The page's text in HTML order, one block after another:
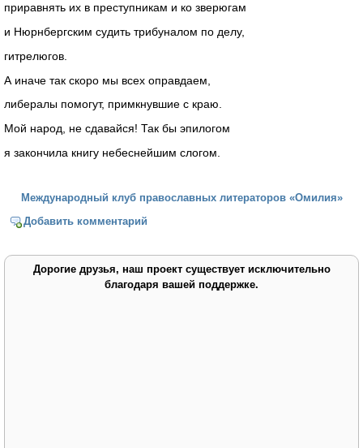
приравнять их в преступникам и ко зверюгам
и Нюрнбергским судить трибуналом по делу,
гитрелюгов.
А иначе так скоро мы всех оправдаем,
либералы помогут, примкнувшие с краю.
Мой народ, не сдавайся! Так бы эпилогом
я закончила книгу небеснейшим слогом.
Международный клуб православных литераторов «Омилия»
Добавить комментарий
Дорогие друзья, наш проект существует исключительно
благодаря вашей поддержке.